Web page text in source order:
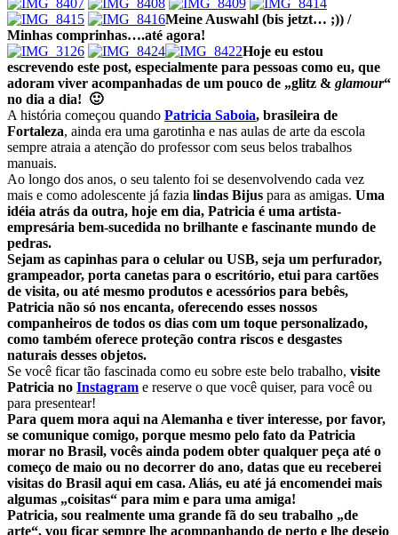
Meine Auswahl (bis jetzt… ;)) /
Minhas comprinhas….até agora!
Hoje eu estou
escrevendo este post, especialmente para pessoas como eu, que
adoram viver acompanhadas de um pouco de „glitz & glamour“
no dia a dia! 🙂
A história começou quando Patricia Saboia, brasileira de
Fortaleza, ainda era uma garotinha e nas aulas de arte da escola
sempre atraia a atenção do professor com seus belos trabalhos
manuais.
Ao longo dos anos, o seu talento foi se desenvolvendo cada vez
mais e como adolescente já fazia lindas Bijus para as amigas. Uma
idéia atrás da outra, hoje em dia, Patricia é uma artista-
empresária bem-sucedida no brilhante e fascinante mundo de
pedras.
Sejam as capinhas para o celular ou USB, seja um perfurador,
grampeador, porta canetas para o escritório, etui para cartões
de visita, ou até mesmo produtos e acessórios para bebês,
Patricia não só nos encanta, oferecendo esses nossos
companheiros de todos os dias com um toque personalizado,
como também oferece proteção contra riscos e desgastes
naturais desses objetos.
Se você ficar tão fascinada como eu sobre este belo trabalho, visite
Patricia no Instagram e reserve o que você quiser, para você ou
para presentear!
Para quem mora aqui na Alemanha e tiver interesse, por favor,
se comunique comigo, porque mesmo pelo fato da Patricia
morar no Brasil, vocês ainda podem obter qualquer peça até o
começo de maio ou no decorrer do ano, datas que eu receberei
visitas do Brasil aqui em casa. Aliás, eu até já encomendei mais
algumas „coisitas“ para mim e para uma amiga!
Patricia, sou realmente uma grande fã do seu trabalho „de
arte“, vou ficar sempre lhe acompanhando de perto e lhe desejo